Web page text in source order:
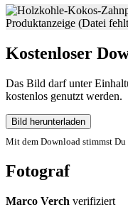
Kostenloser
Das Bild darf unter
kostenlos genutzt werden.
Bild herunterladen
Mit dem Download stimmst Du
Fotograf
Marco Verch verifiziert